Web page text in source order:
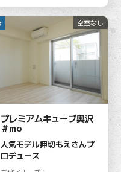
プレミアムキューブ奥沢
＃mo
人気モデル押切もえさんプ
ロデュース
空室なし